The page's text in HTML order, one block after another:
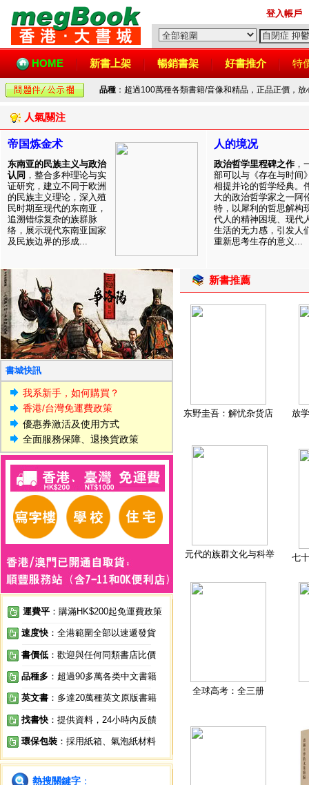
登入帳戶
HOME 新書上架 暢銷書架 好書推介 特
品種 ：超過100萬種各類書籍/音像和精品，正品正價，
人氣關注
帝国炼金术
东南亚的民族主义与政治
认同 ，整合多种理论与实
证研究，建立不同于欧洲
的民族主义理论，深入殖
民时期至现代的东南亚，
追溯错综复杂的族群脉
络，展示现代东南亚国家
及民族边界的形成...
人的境况
政治哲学里程碑之作 ，
部可以与《存在与时间
相提并论的哲学经典。
大的政治哲学家之一阿
特，以犀利的哲思解构
代人的精神困境、现代
生活的无力感，引发人
重新思考生存的意义...
書城快訊
我系新手，如何購買？
香港/台灣免運費政策
優惠券激活及使用方式
全面服務保障、退換貨政策
運費平 ：購滿HK$200起免運費政策
速度快 ：全港範圍全部以速遞發貨
書價低 ：歡迎與任何同類書店比價
品種多 ：超過90多萬各类中文書籍
英文書 ：多達20萬種英文原版書籍
找書快 ：提供資料，24小時內反饋
環保包裝 ：採用紙箱、氣泡紙材料
熱搜關鍵字 ：
新書推薦
东野圭吾：解忧杂货店 放
元代的族群文化与科举 七
全球高考：全三册